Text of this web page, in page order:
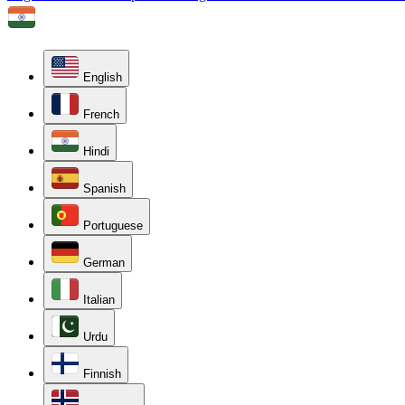
English
French
Hindi
Spanish
Portuguese
German
Italian
Urdu
Finnish